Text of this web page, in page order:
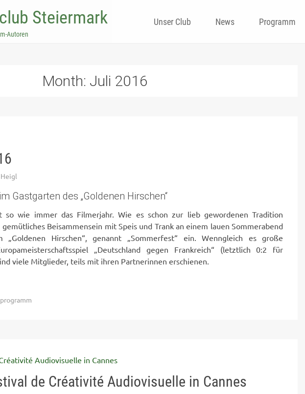
Steiermark
Autoren
to
Unser Club News Programm
Month: Juli 2016
Gastgarten des „Goldenen Hirschen“
so wie immer das Filmerjahr. Wie es schon zur lieb gewordenen Tradition
Beisammensein mit Speis und Trank an einem lauen Sommerabend
Hirschen“, genannt „Sommerfest“ ein. Wenngleich es große
„Deutschland gegen Frankreich“ (letztlich 0:2 für
viele Mitglieder, teils mit ihren Partnerinnen erschienen.
de Créativité Audiovisuelle in Cannes